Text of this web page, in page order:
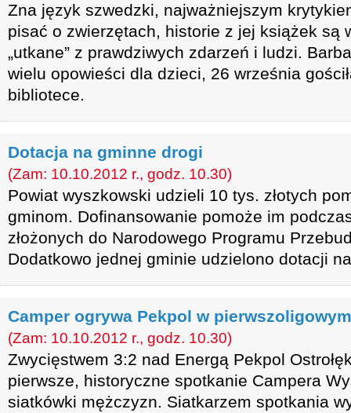
Zna język szwedzki, najważniejszym
pisać o zwierzętach, historie z jej książek są
„utkane” z prawdziwych zdarzeń i ludzi.
wielu opowieści dla dzieci, 26 września
bibliotece.
Dotacja na gminne drogi
(Zam: 10.10.2012 r., godz. 10.30)
Powiat wyszkowski udzieli 10 tys. złotych
gminom. Dofinansowanie pomoże im
złożonych do Narodowego Programu
Dodatkowo jednej gminie udzielono dotacji
Camper ogrywa Pekpol w
(Zam: 10.10.2012 r., godz. 10.30)
Zwycięstwem 3:2 nad Energą Pekpol
pierwsze, historyczne spotkanie Campera
siatkówki mężczyzn. Siatkarzem spotkania